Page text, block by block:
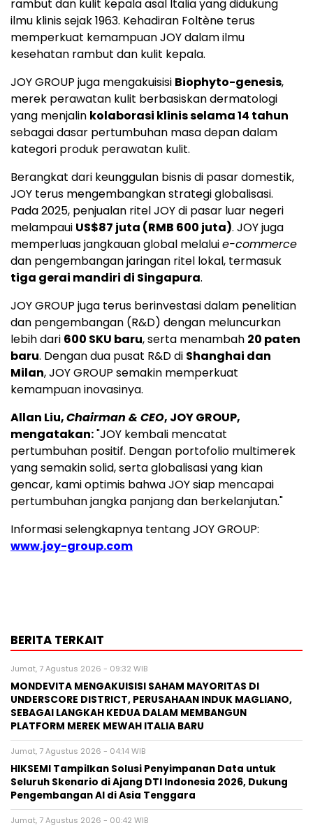
rambut dan kulit kepala asal Italia yang didukung
ilmu klinis sejak 1963. Kehadiran Foltène terus
memperkuat kemampuan JOY dalam ilmu
kesehatan rambut dan kulit kepala.
JOY GROUP juga mengakuisisi Biophyto-genesis,
merek perawatan kulit berbasiskan dermatologi
yang menjalin kolaborasi klinis selama 14 tahun
sebagai dasar pertumbuhan masa depan dalam
kategori produk perawatan kulit.
Berangkat dari keunggulan bisnis di pasar domestik,
JOY terus mengembangkan strategi globalisasi.
Pada 2025, penjualan ritel JOY di pasar luar negeri
melampaui US$87 juta (RMB 600 juta). JOY juga
memperluas jangkauan global melaluie-commerce
dan pengembangan jaringan ritel lokal, termasuk
tiga gerai mandiri di Singapura.
JOY GROUP juga terus berinvestasi dalam penelitian
dan pengembangan (R&D) dengan meluncurkan
lebih dari 600 SKU baru, serta menambah 20 paten
baru. Dengan dua pusat R&D di Shanghai dan
Milan, JOY GROUP semakin memperkuat
kemampuan inovasinya.
Allan Liu,Chairman & CEO, JOY GROUP,
mengatakan:"JOY kembali mencatat
pertumbuhan positif. Dengan portofolio multimerek
yang semakin solid, serta globalisasi yang kian
gencar, kami optimis bahwa JOY siap mencapai
pertumbuhan jangka panjang dan berkelanjutan."
Informasi selengkapnya tentang JOY GROUP:
www.joy-group.com
BERITA TERKAIT
Jumat, 7 Agustus 2026 - 09:32 WIB
MONDEVITA MENGAKUISISI SAHAM MAYORITAS DI
UNDERSCORE DISTRICT, PERUSAHAAN INDUK MAGLIANO,
SEBAGAI LANGKAH KEDUA DALAM MEMBANGUN
PLATFORM MEREK MEWAH ITALIA BARU
Jumat, 7 Agustus 2026 - 04:14 WIB
HIKSEMI Tampilkan Solusi Penyimpanan Data untuk
Seluruh Skenario di Ajang DTI Indonesia 2026, Dukung
Pengembangan AI di Asia Tenggara
Jumat, 7 Agustus 2026 - 00:42 WIB